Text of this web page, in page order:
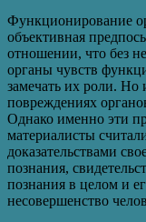
Функционирование
объективная
отношении, что без
органы чувств
замечать их роли. Но
повреждениях
Однако именно эти
материалисты
доказательствами
познания,
познания в целом и
несовершенство